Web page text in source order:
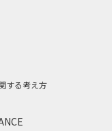
する考え方